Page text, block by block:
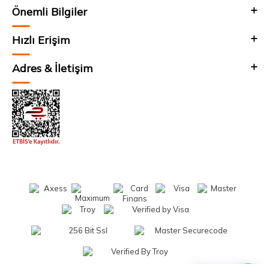
Önemli Bilgiler
Hızlı Erişim
Adres & İletişim